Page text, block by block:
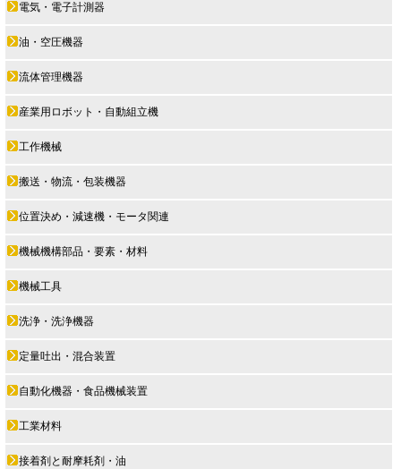
電気・電子計測器
油・空圧機器
流体管理機器
産業用ロボット・自動組立機
工作機械
搬送・物流・包装機器
位置決め・減速機・モータ関連
機械機構部品・要素・材料
機械工具
洗浄・洗浄機器
定量吐出・混合装置
自動化機器・食品機械装置
工業材料
接着剤と耐摩耗剤・油